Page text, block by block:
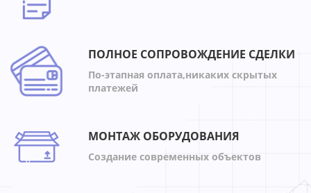
ПОЛНОЕ СОПРОВОЖДЕНИЕ СДЕЛКИ
По-этапная оплата,никаких скрытых
платежей
МОНТАЖ ОБОРУДОВАНИЯ
Создание современных объектов